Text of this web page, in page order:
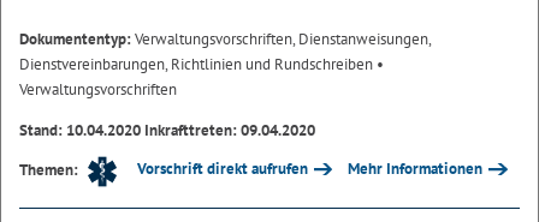
Dokumententyp:Verwaltungsvorschriften, Dienstanweisungen,
Dienstvereinbarungen, Richtlinien und Rundschreiben •
Verwaltungsvorschriften
Stand: 10.04.2020 Inkrafttreten: 09.04.2020
Themen:
Vorschrift direkt aufrufen Mehr Informationen